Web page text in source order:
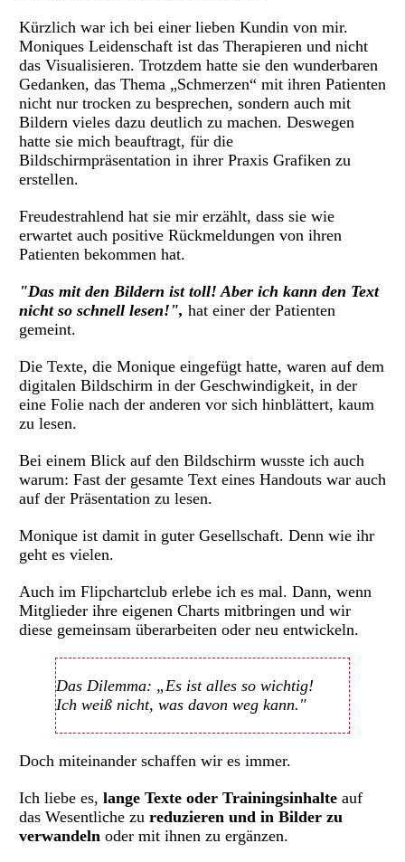
Kürzlich war ich bei einer lieben Kundin von mir.
Moniques Leidenschaft ist das Therapieren und nicht
das Visualisieren. Trotzdem hatte sie den wunderbaren
Gedanken, das Thema „Schmerzen“ mit ihren Patienten
nicht nur trocken zu besprechen, sondern auch mit
Bildern vieles dazu deutlich zu machen. Deswegen
hatte sie mich beauftragt, für die
Bildschirmpräsentation in ihrer Praxis Grafiken zu
erstellen.
Freudestrahlend hat sie mir erzählt, dass sie wie
erwartet auch positive Rückmeldungen von ihren
Patienten bekommen hat.
"Das mit den Bildern ist toll! Aber ich kann den Text
nicht so schnell lesen!", hat einer der Patienten
gemeint.
Die Texte, die Monique eingefügt hatte, waren auf dem
digitalen Bildschirm in der Geschwindigkeit, in der
eine Folie nach der anderen vor sich hinblättert, kaum
zu lesen.
Bei einem Blick auf den Bildschirm wusste ich auch
warum: Fast der gesamte Text eines Handouts war auch
auf der Präsentation zu lesen.
Monique ist damit in guter Gesellschaft. Denn wie ihr
geht es vielen.
Auch im Flipchartclub erlebe ich es mal. Dann, wenn
Mitglieder ihre eigenen Charts mitbringen und wir
diese gemeinsam überarbeiten oder neu entwickeln.
Das Dilemma: „Es ist alles so wichtig!
Ich weiß nicht, was davon weg kann."
Doch miteinander schaffen wir es immer.
Ich liebe es, lange Texte oder Trainingsinhalte auf
das Wesentliche zu reduzieren und in Bilder zu
verwandeln oder mit ihnen zu ergänzen.